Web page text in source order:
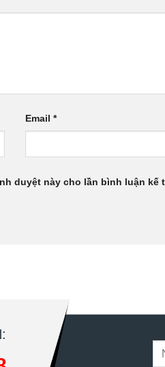
Email*
duyệt này cho lần bình luận kế